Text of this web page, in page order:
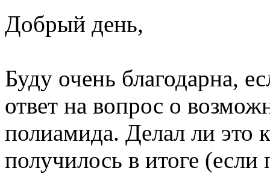
Добрый день,
Буду очень благодарна,
ответ на вопрос о
полиамида. Делал ли это
получилось в итоге (если